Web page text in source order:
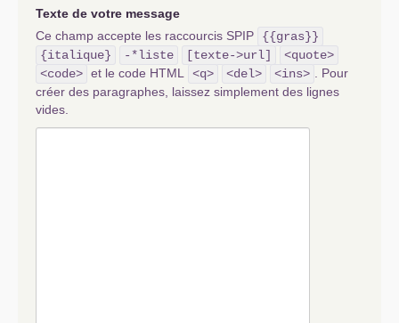
Texte de votre message
Ce champ accepte les raccourcis SPIP
{{gras}}
{italique}
-*liste [texte->url]
<quote>
<code> et le code HTML <q> <del> <ins> . Pour
créer des paragraphes, laissez simplement des lignes
vides.